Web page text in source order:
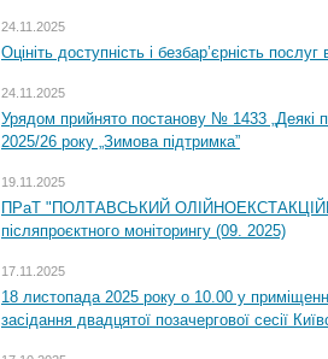
24.11.2025
Оцініть доступність і безбар’єрність
24.11.2025
Урядом прийнято постанову № 1433 „Деякі
2025/26 року „Зимова підтримка”
19.11.2025
ПРаТ "ПОЛТАВСЬКИЙ
післяпроєктного моніторингу (09. 2025)
17.11.2025
18 листопада 2025 року о 10.00 у
засідання двадцятої позачергової сесії